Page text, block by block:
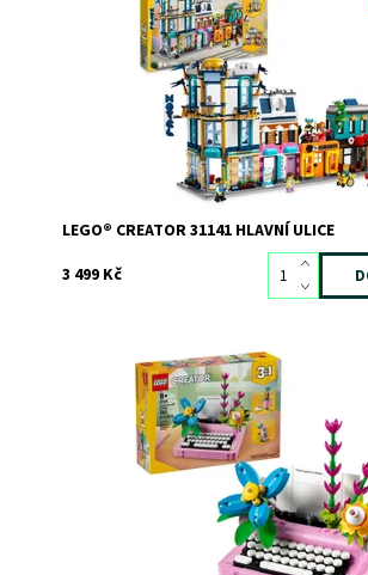
Creator 3 v 1 Hlavní ulice
Dostupnost:
Skladem1
12039
LEGO
LEGO® CREATOR 31141 HLAVNÍ ULICE
3 499 Kč
Vyzdobte svůj domov se stavebnicí LEGO®
Psací stroj s květinami
Dostupnost:
Skladem1
12141